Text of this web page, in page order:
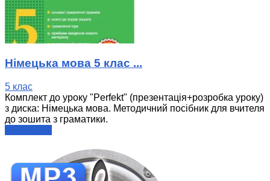
Німецька мова 5 клас ...
5 клас
Комплект до уроку "Perfekt" (презентація+розробка уроку)
з диска: Німецька мова. Методичний посібник для вчителя
до зошита з граматики.